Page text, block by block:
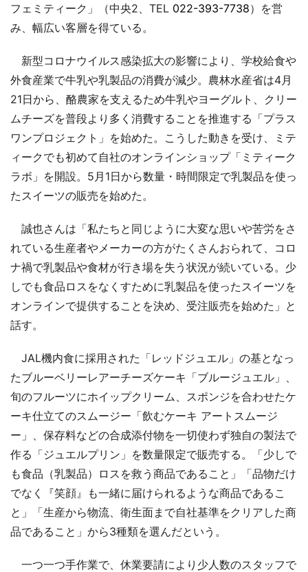
フェミティーク」（中央2、TEL 022-393-7738）を営
み、幅広い客層を得ている。
新型コロナウイルス感染拡大の影響により、学校給食や
外食産業で牛乳や乳製品の消費が減少。農林水産省は4月
21日から、酪農家を支えるため牛乳やヨーグルト、クリー
ムチーズを普段より多く消費することを推進する「プラス
ワンプロジェクト」を始めた。こうした動きを受け、ミテ
ィークでも初めて自社のオンラインショップ「ミティーク
ラボ」を開設。5月1日から数量・時間限定で乳製品を使っ
たスイーツの販売を始めた。
誠也さんは「私たちと同じように大変な思いや苦労をさ
れている生産者やメーカーの方がたくさんおられて、コロ
ナ禍で乳製品や食材が行き場を失う状況が続いている。少
しでも食品ロスをなくすために乳製品を使ったスイーツを
オンラインで提供することを決め、受注販売を始めた」と
話す。
JAL機内食に採用された「レッドジュエル」の基となっ
たブルーベリーレアーチーズケーキ「ブルージュエル」、
旬のフルーツにホイップクリーム、スポンジを合わせたケ
ーキ仕立てのスムージー「飲むケーキ アートスムージ
ー」、保存料などの合成添付物を一切使わず独自の製法で
作る「ジュエルプリン」を数量限定で販売する。「少しで
も食品（乳製品）ロスを救う商品であること」「品物だけ
でなく『笑顔』も一緒に届けられるような商品であるこ
と」「生産から物流、衛生面まで自社基準をクリアした商
品であること」から3種類を選んだという。
一つ一つ手作業で、休業要請により少人数のスタッフで